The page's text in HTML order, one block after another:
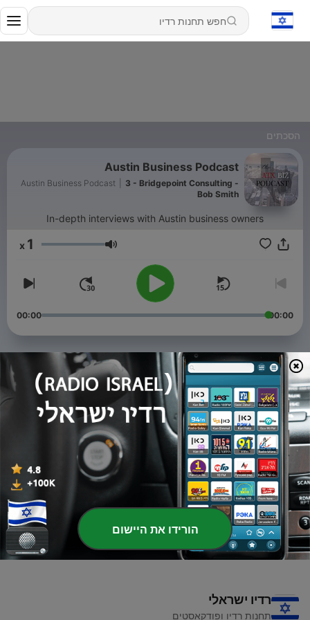
הסכתים
Austin Business Podcast
Austin Business Podcast
3 - Bridgepoint Consulting -
Bob Smith
In-depth interviews with Austin business owners
עוצמת שמע 1
00:00
00:00
פרקים
3
-
Bridgepoint Consulting - Bob Smith
03 יוני 2018
2
-
20: Crossfit South Lamar - Dave Appell
1
-
19: Kriser Natural Pet - Brad Kriser
רדיו ישראלי
תחנות רדיו ופודקאסטים
הורידו את היישום